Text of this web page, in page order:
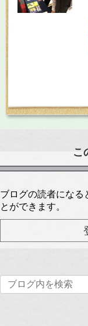
こ
ブログの読者になる
とができます。